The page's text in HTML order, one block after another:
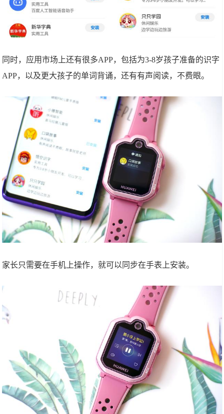
同时，应用市场上还有很多APP，包括为3-8岁孩子准备的识字
APP，以及更大孩子的单词背诵，还有有声阅读，不费眼。
家长只需要在手机上操作，就可以同步在手表上安装。